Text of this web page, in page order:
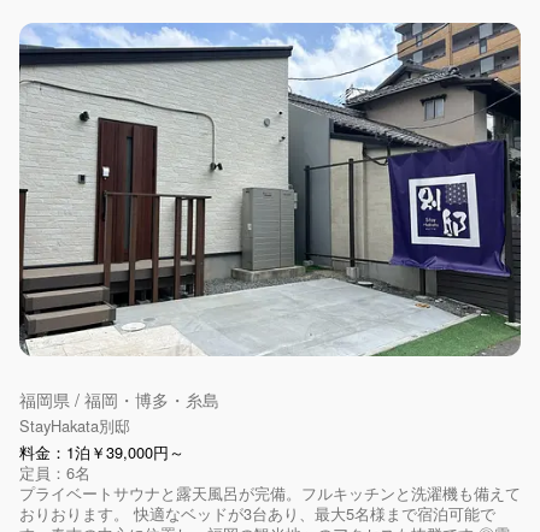
福岡県 / 福岡・博多・糸島
StayHakata別邸
料金：1泊￥39,000円～
定員：6名
プライベートサウナと露天風呂が完備。フルキッチンと洗濯機も備えて
おりおります。 快適なベッドが3台あり、最大5名様まで宿泊可能で